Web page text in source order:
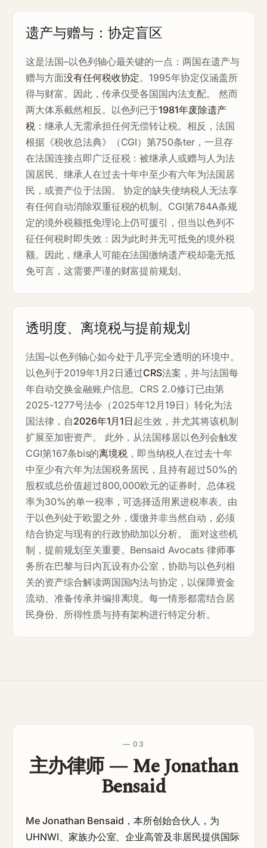
遗产与赠与：协定盲区
这是法国–以色列轴心最关键的一点：两国在遗产与
赠与方面没有任何税收协定。1995年协定仅涵盖所
得与财富。因此，传承仅受各国国内法支配。 然而
两大体系截然相反。以色列已于1981年废除遗产
税：继承人无需承担任何无偿转让税。相反，法国
根据《税收总法典》（CGI）第750条ter，一旦存
在法国连接点即广泛征税：被继承人或赠与人为法
国居民、继承人在过去十年中至少有六年为法国居
民，或资产位于法国。 协定的缺失使纳税人无法享
有任何自动消除双重征税的机制。CGI第784A条规
定的境外税额抵免理论上仍可援引，但当以色列不
征任何税时即失效：因为此时并无可抵免的境外税
额。因此，继承人可能在法国缴纳遗产税却毫无抵
免可言，这需要严谨的财富提前规划。
透明度、离境税与提前规划
法国–以色列轴心如今处于几乎完全透明的环境中。
以色列于2019年1月2日通过CRS法案，并与法国每
年自动交换金融账户信息。CRS 2.0修订已由第
2025-1277号法令（2025年12月19日）转化为法
国法律，自2026年1月1日起生效，并尤其将该机制
扩展至加密资产。 此外，从法国移居以色列会触发
CGI第167条bis的离境税 ，即当纳税人在过去十年
中至少有六年为法国税务居民，且持有超过50%的
股权或总价值超过800,000欧元的证券时。总体税
率为30%的单一税率，可选择适用累进税率表。由
于以色列处于欧盟之外，缓缴并非当然自动，必须
结合协定与现有的行政协助加以分析。 面对这些机
制，提前规划至关重要。Bensaid Avocats 律师事
务所在巴黎与日内瓦设有办公室，协助与以色列相
关的资产综合解读两国国内法与协定，以保障资金
流动、准备传承并编排离境。每一情形都需结合居
民身份、所得性质与持有架构进行特定分析。
— 03
主办律师 — Me Jonathan
Bensaid
Me Jonathan Bensaid ，本所创始合伙人，为
UHNWI、家族办公室、企业高管及非居民提供国际